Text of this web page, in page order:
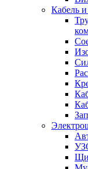
Кабель